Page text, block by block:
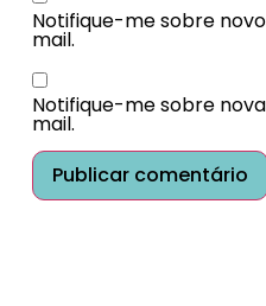
Notifique-me sobre
mail.
Notifique-me sobre
mail.